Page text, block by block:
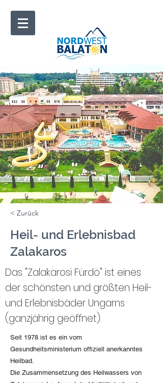
< Zurück
Heil- und Erlebnisbad
Zalakaros
Das "Zalakarosi Fürdö" ist eines
der schönsten und größten Heil-
und Erlebnisbäder Ungarns
(ganzjährig geöffnet).
Seit 1978 ist es ein vom
Gesundheitsministerium offiziell anerkanntes
Heilbad.
Die Zusammensetzung des Heilwassers von